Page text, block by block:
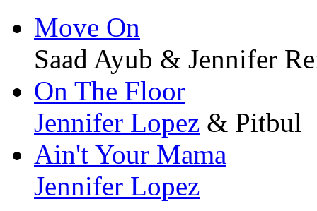
Move On
Saad Ayub & Jennifer
On The Floor
Jennifer Lopez & Pitbul
Ain't Your Mama
Jennifer Lopez